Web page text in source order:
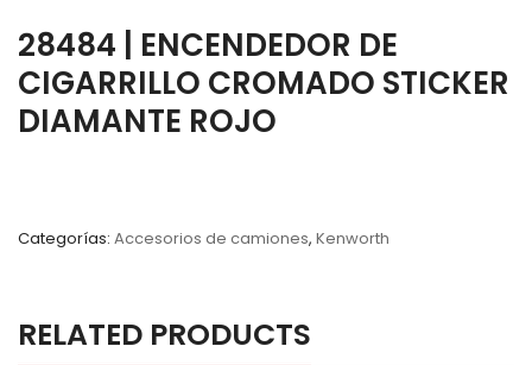
28484 | ENCENDEDOR DE
CIGARRILLO CROMADO STICKER
DIAMANTE ROJO
Categorías: Accesorios de camiones, Kenworth
RELATED PRODUCTS